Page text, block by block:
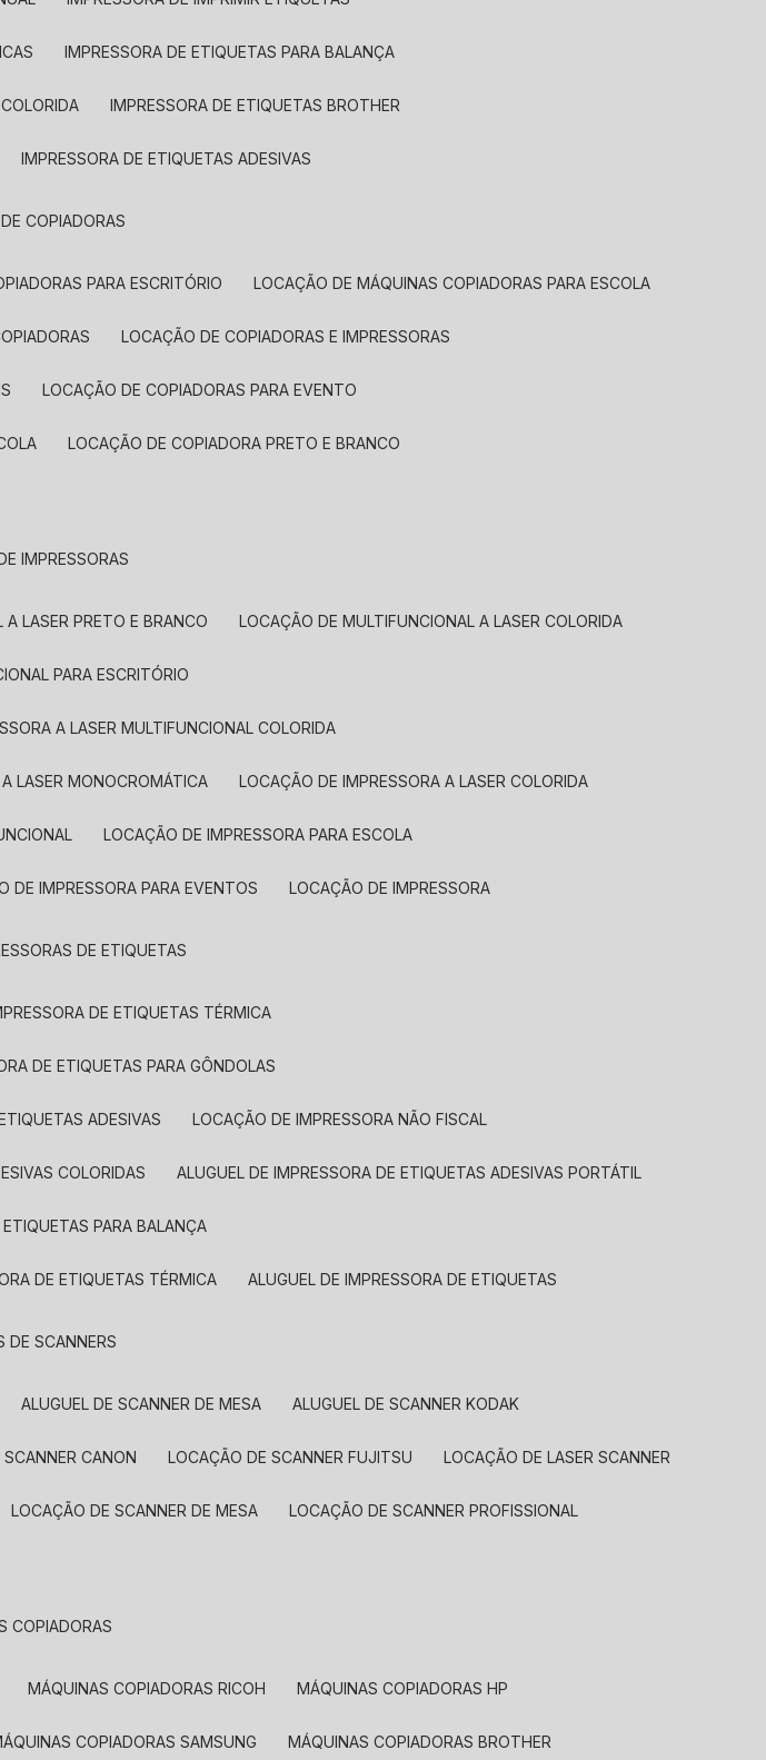
IMPRESSORA DE ETIQUETAS PARA BALANÇA
IMPRESSORA DE ETIQUETAS BROTHER
IMPRESSORA DE ETIQUETAS ADESIVAS
COPIADORAS
PARA ESCRITÓRIO LOCAÇÃO DE MÁQUINAS COPIADORAS PARA ESCOLA
LOCAÇÃO DE COPIADORAS E IMPRESSORAS
LOCAÇÃO DE COPIADORAS PARA EVENTO
LOCAÇÃO DE COPIADORA PRETO E BRANCO
IMPRESSORAS
A LASER PRETO E BRANCO LOCAÇÃO DE MULTIFUNCIONAL A LASER COLORIDA
PARA ESCRITÓRIO
A LASER MULTIFUNCIONAL COLORIDA
LASER MONOCROMÁTICA LOCAÇÃO DE IMPRESSORA A LASER COLORIDA
LOCAÇÃO DE IMPRESSORA PARA ESCOLA
DE IMPRESSORA PARA EVENTOS LOCAÇÃO DE IMPRESSORA
DE ETIQUETAS
DE ETIQUETAS TÉRMICA
DE ETIQUETAS PARA GÔNDOLAS
ADESIVAS LOCAÇÃO DE IMPRESSORA NÃO FISCAL
COLORIDAS ALUGUEL DE IMPRESSORA DE ETIQUETAS ADESIVAS PORTÁTIL
ETIQUETAS PARA BALANÇA
DE ETIQUETAS TÉRMICA ALUGUEL DE IMPRESSORA DE ETIQUETAS
DE SCANNERS
ALUGUEL DE SCANNER DE MESA ALUGUEL DE SCANNER KODAK
SCANNER CANON LOCAÇÃO DE SCANNER FUJITSU LOCAÇÃO DE LASER SCANNER
LOCAÇÃO DE SCANNER DE MESA LOCAÇÃO DE SCANNER PROFISSIONAL
COPIADORAS
MÁQUINAS COPIADORAS RICOH MÁQUINAS COPIADORAS HP
MÁQUINAS COPIADORAS SAMSUNG MÁQUINAS COPIADORAS BROTHER